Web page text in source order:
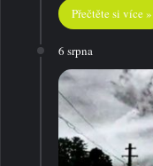
Přečtěte si více »
6 srpna